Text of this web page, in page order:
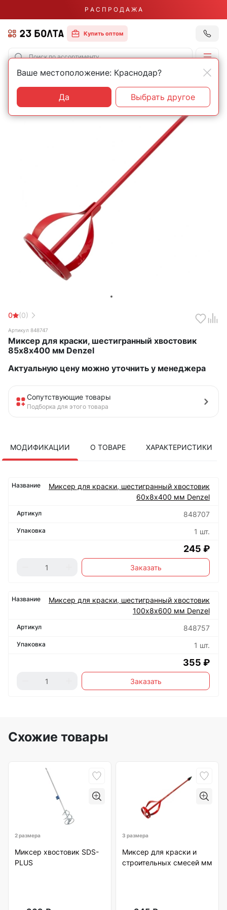
Р А С П Р О Д А Ж А
Купить оптом
Главная Оснастка Строительные миксеры
0 (0)
Артикул 848747
Миксер для краски, шестигранный хвостовик
85х8х400 мм Denzel
Актуальную цену можно уточнить у менеджера
Сопутствующие товары
Подборка для этого товара
МОДИФИКАЦИИ О ТОВАРЕ ХАРАКТЕРИСТИКИ
Миксер для краски, шестигранный хвостовик
60х8х400 мм Denzel
848707
1 шт.
245 ₽
Заказать
Миксер для краски, шестигранный хвостовик
100х8х600 мм Denzel
848757
1 шт.
355 ₽
Заказать
Схожие товары
2 размера
Миксер хвостовик SDS-
PLUS
3 размера
Миксер для краски и
строительных смесей мм
Ваше местоположение: Краснодар?
Да Выбрать другое